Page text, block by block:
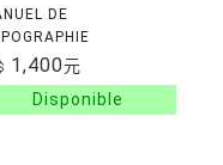
DE
1,400元